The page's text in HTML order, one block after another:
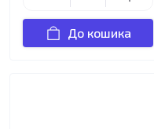
До кошика